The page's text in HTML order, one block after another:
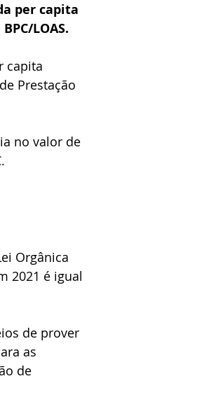
per capita
LOAS.
capita
Prestação
no valor de
Orgânica
2021 é igual
de prover
as
de